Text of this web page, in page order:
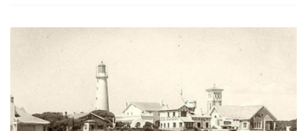
Hotel Risso
Hotel La Cigale
Hotel Casino Nogaró
Hotel British House